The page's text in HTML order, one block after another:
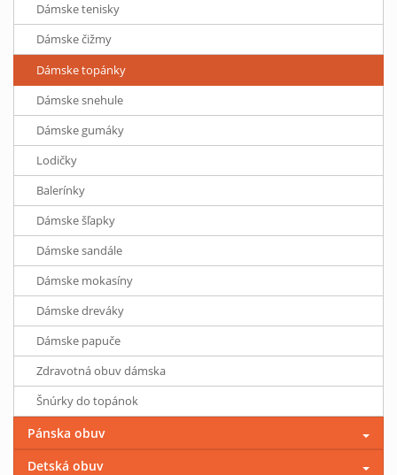
Dámske tenisky
Dámske čižmy
Dámske topánky
Dámske snehule
Dámske gumáky
Lodičky
Balerínky
Dámske šľapky
Dámske sandále
Dámske mokasíny
Dámske dreváky
Dámske papuče
Zdravotná obuv dámska
Šnúrky do topánok
Pánska obuv
Detská obuv